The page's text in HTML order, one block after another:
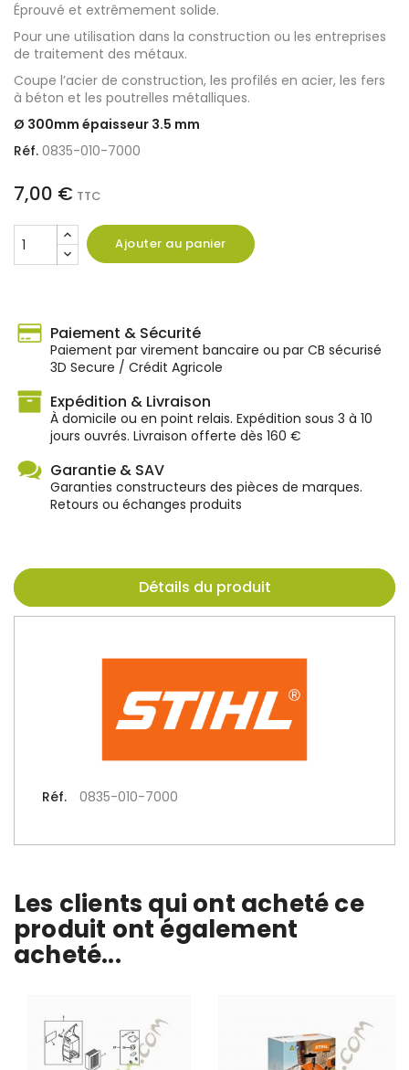
Éprouvé et extrêmement solide.
Pour une utilisation dans la construction ou les entreprises
de traitement des métaux.
Coupe l’acier de construction, les profilés en acier, les fers
à béton et les poutrelles métalliques.
Ø 300mm épaisseur 3.5 mm
Réf. 0835-010-7000
7,00 € TTC
Ajouter au panier
Paiement & Sécurité
Paiement par virement bancaire ou par CB sécurisé
3D Secure / Crédit Agricole
Expédition & Livraison
À domicile ou en point relais. Expédition sous 3 à 10
jours ouvrés. Livraison offerte dès 160 €
Garantie & SAV
Garanties constructeurs des pièces de marques.
Retours ou échanges produits
Détails du produit
Réf. 0835-010-7000
Les clients qui ont acheté ce
produit ont également
acheté...